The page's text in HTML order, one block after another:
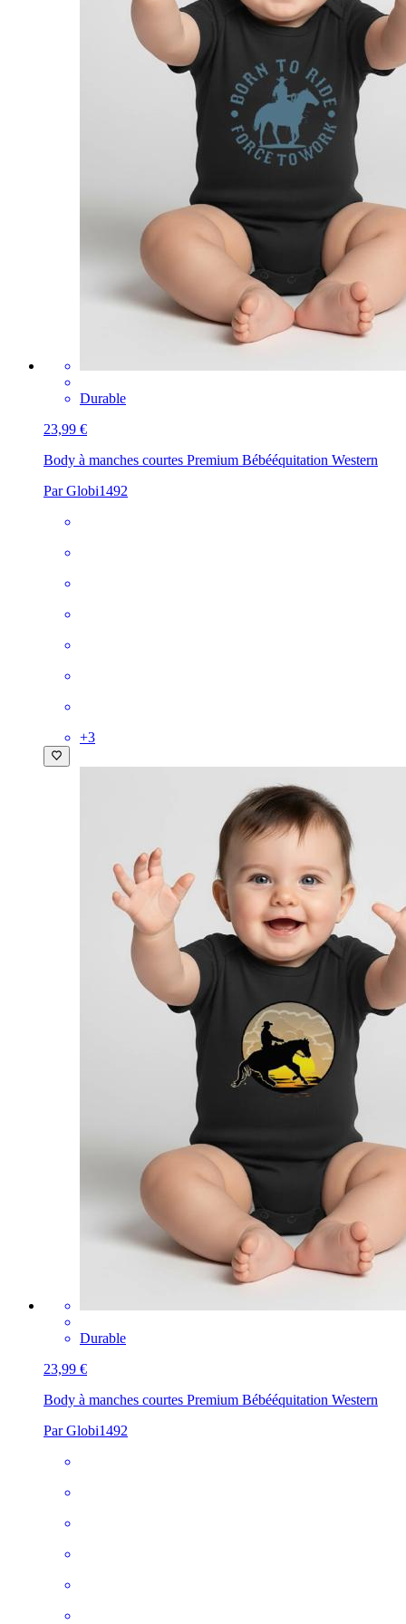
Durable
23,99 €
Body à manches courtes Premium Bébééquitation Western
Par Globi1492
+3
Durable
23,99 €
Body à manches courtes Premium Bébééquitation Western
Par Globi1492